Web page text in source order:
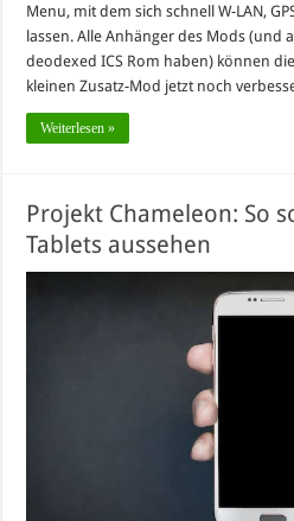
Menu, mit dem sich schnell W-LAN,
lassen. Alle Anhänger des Mods (und
deodexed ICS Rom haben) können
kleinen Zusatz-Mod jetzt noch
Weiterlesen »
Projekt Chameleon: So
Tablets aussehen